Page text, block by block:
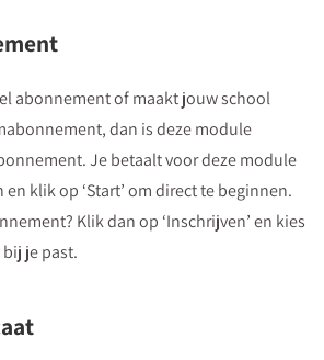
abonnement of maakt jouw school
dan is deze module
Je betaalt voor deze module
klik op ‘Start’ om direct te beginnen.
Klik dan op ‘Inschrijven’ en kies
je past.